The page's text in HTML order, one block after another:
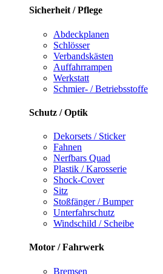
Sicherheit / Pflege
Abdeckplanen
Schlösser
Verbandskästen
Auffahrrampen
Werkstatt
Schmier- / Betriebsstoffe
Schutz / Optik
Dekorsets / Sticker
Fahnen
Nerfbars Quad
Plastik / Karosserie
Shock-Cover
Sitz
Stoßfänger / Bumper
Unterfahrschutz
Windschild / Scheibe
Motor / Fahrwerk
Bremsen